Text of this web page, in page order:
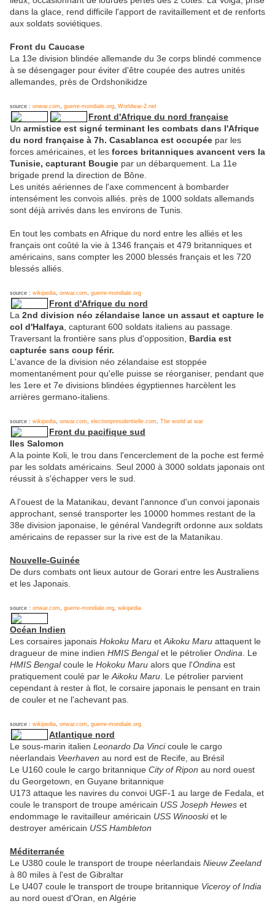
dans la glace, rend difficile l'apport de ravitaillement et de renforts
aux soldats soviétiques.
Front du Caucase
La 13e division blindée allemande du 3e corps blindé commence
à se désengager pour éviter d'être coupée des autres unités
allemandes, près de Ordshonikidze
source : onwar.com guerre-mondiale.org Worldwar-2.net
Front d'Afrique du nord française
Un armistice est signé terminant les combats dans l'Afrique
du nord française à 7h. Casablanca est occupée par les
forces américaines, et les forces britanniques avancent vers la
Tunisie, capturant Bougie par un débarquement. La 11e
brigade prend la direction de Bône.
Les unités aériennes de l'axe commencent à bombarder
intensément les convois alliés. près de 1000 soldats allemands
sont déjà arrivés dans les environs de Tunis.
En tout les combats en Afrique du nord entre les alliés et les
français ont coûté la vie à 1346 français et 479 britanniques et
américains, sans compter les 2000 blessés français et les 720
blessés alliés.
source : wikipedia onwar.com guerre-mondiale.org
Front d'Afrique du nord
La 2nd division néo zélandaise lance un assaut et capture le
col d'Halfaya , capturant 600 soldats italiens au passage.
Traversant la frontière sans plus d'opposition, Bardia est
capturée sans coup férir.
L'avance de la division néo zélandaise est stoppée
momentanément pour qu'elle puisse se réorganiser, pendant que
les 1ere et 7e divisions blindées égyptiennes harcèlent les
arrières germano-italiens.
source : wikipedia onwar.com electionpresidentielle.com The world at war
Front du pacifique sud
Iles Salomon
A la pointe Koli, le trou dans l'encerclement de la poche est fermé
par les soldats américains. Seul 2000 à 3000 soldats japonais ont
réussit à s'échapper vers le sud.
A l'ouest de la Matanikau, devant l'annonce d'un convoi japonais
approchant, sensé transporter les 10000 hommes restant de la
38e division japonaise, le général Vandegrift ordonne aux soldats
américains de repasser sur la rive est de la Matanikau.
Nouvelle-Guinée
De durs combats ont lieux autour de Gorari entre les Australiens
et les Japonais.
source : onwar.com guerre-mondiale.org wikipedia
Océan Indien
Les corsaires japonais Hokoku Maru et Aikoku Maru attaquent le
dragueur de mine indien HMIS Bengalet le pétrolier Ondina . Le
HMIS Bengalcoule le Hokoku Maru alors que l'Ondina est
pratiquement coulé par le Aikoku Maru . Le pétrolier parvient
cependant à rester à flot, le corsaire japonais le pensant en train
de couler et ne l'achevant pas.
source : wikipedia onwar.com guerre-mondiale.org
Atlantique nord
Le sous-marin italien Leonardo Da Vincicoule le cargo
néerlandais Veerhaven au nord est de Recife, au Brésil
Le U160 coule le cargo britannique City of Ripon au nord ouest
du Georgetown, en Guyane britannique
U173 attaque les navires du convoi UGF-1 au large de Fedala, et
coule le transport de troupe américain USS Joseph Hewes et
endommage le ravitailleur américain USS Winooskiet le
destroyer américain USS Hambleton
Méditerranée
Le U380 coule le transport de troupe néerlandais Nieuw Zeeland
à 80 miles à l'est de Gibraltar
Le U407 coule le transport de troupe britannique Viceroy of India
au nord ouest d'Oran, en Algérie